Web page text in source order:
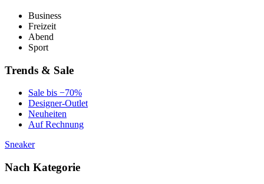
Business
Freizeit
Abend
Sport
Trends & Sale
Sale bis −70%
Designer-Outlet
Neuheiten
Auf Rechnung
Sneaker
Nach Kategorie